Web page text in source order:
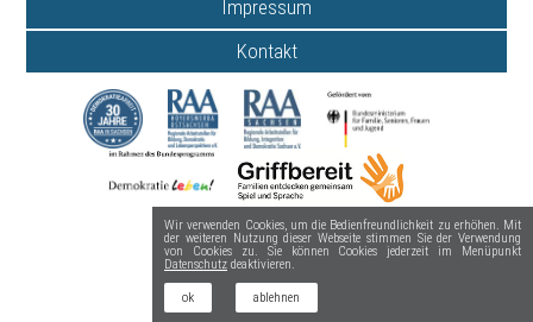
Impressum
Kontakt
Wir verwenden Cookies, um die Bedienfreundlichkeit zu erhöhen. Mit
der weiteren Nutzung dieser Webseite stimmen Sie der Verwendung
von Cookies zu. Sie können Cookies jederzeit im Menüpunkt
Datenschutz deaktivieren.
ok ablehnen